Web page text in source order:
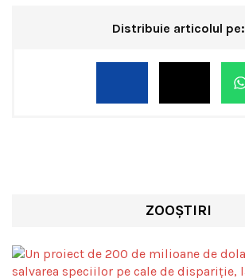
Distribuie articolul pe:
ZOOȘTIRI